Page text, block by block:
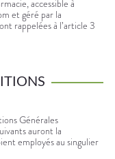
accessible à
et géré par la
rappelées à l’article 3
Générales
auront la
employés au singulier